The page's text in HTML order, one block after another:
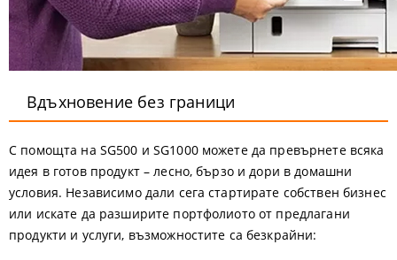
Вдъхновение без граници
С помощта на SG500 и SG1000 можете да превърнете всяка
идея в готов продукт – лесно, бързо и дори в домашни
условия. Независимо дали сега стартирате собствен бизнес
или искате да разширите портфолиото от предлагани
продукти и услуги, възможностите са безкрайни: